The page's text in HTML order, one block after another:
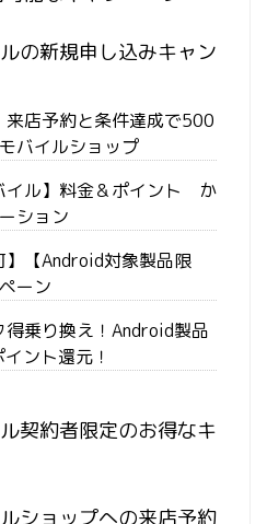
の新規申し込みキャン
店予約と条件達成で500
バイルショップ
イル】料金＆ポイント か
ション
】【Android対象製品限
ーン
得乗り換え！Android製品
ント還元！
契約者限定のお得なキ
ショップへの来店予約